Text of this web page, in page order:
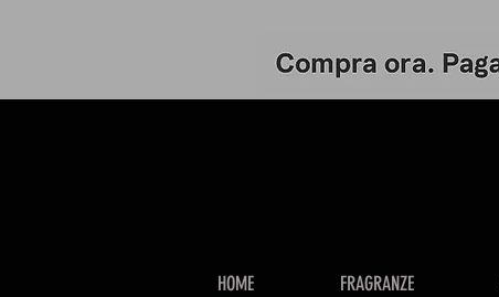
HOME FRAGRANZE